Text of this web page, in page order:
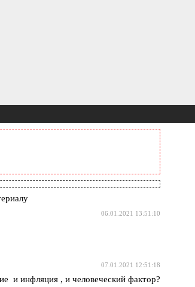
06.01.2021 13:51:10
07.01.2021 12:51:18
и инфляция , и человеческий фактор?